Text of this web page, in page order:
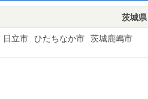
茨城県
日立市 ひたちなか市 茨城鹿嶋市